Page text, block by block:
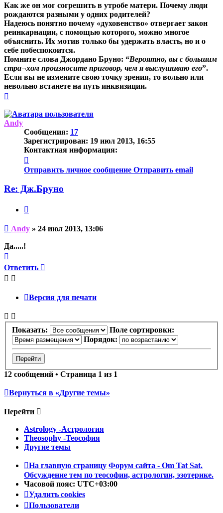
Как же он мог согрешить в утробе матери. Почему люди
рождаются разными у одних родителей?
Надеюсь понятно почему «духовенство» отвергает закон
реинкарнации, с помощью которого, можно многое
объяснить. Их мотив только бы удержать власть, но и о
себе побеспокоится.
Помните слова Джордано Бруно: “Вероятно, вы с большим
стра¬хом произносите приговор, чем я выслушиваю его”.
Если вы не измените свою точку зрения, то вольно или
невольно встанете на путь инквизиции.
началу
Andy
Сообщения: 17
Зарегистрирован: 19 июл 2013, 16:55
Контактная информация:
информация
пользователя
Andy
Отправить личное сообщение Отправить email
Re: Дж.Бруно
Непрочитанное
сообщение
Andy » 24 июл 2013, 13:06
Да.....!
к
началу
Ответить
Версия для печати
Показать:
Поле сортировки:
Порядок:
12 сообщений • Страница 1 из 1
Вернуться в «Другие темы»
Перейти
Astrology -Астрология
Theosophy -Теософия
Другие темы
На главную страницу Форум сайта - Om Tat Sat.
Обсуждение тем по теософии, астрологии, эзотерике.
Часовой пояс: UTC+03:00
Удалить cookies
Пользователи